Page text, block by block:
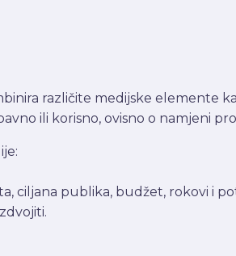
različite medijske elemente
ili korisno, ovisno o namjeni
ciljana publika, budžet, rokovi i